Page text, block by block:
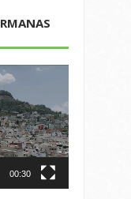
00:30